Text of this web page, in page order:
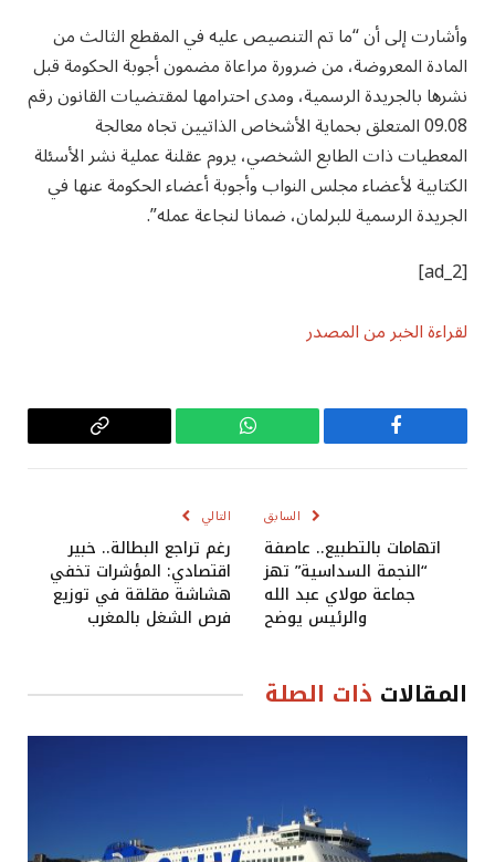
وأشارت إلى أن “ما تم التنصيص عليه في المقطع الثالث من
المادة المعروضة، من ضرورة مراعاة مضمون أجوبة الحكومة قبل
نشرها بالجريدة الرسمية، ومدى احترامها لمقتضيات القانون رقم
09.08 المتعلق بحماية الأشخاص الذاتيين تجاه معالجة
المعطيات ذات الطابع الشخصي، يروم عقلنة عملية نشر الأسئلة
الكتابية لأعضاء مجلس النواب وأجوبة أعضاء الحكومة عنها في
الجريدة الرسمية للبرلمان، ضمانا لنجاعة عمله”.
[ad_2]
لقراءة الخبر من المصدر
فيسبوك واتساب
Copy
السابق
اتهامات بالتطبيع.. عاصفة
“النجمة السداسية” تهز
جماعة مولاي عبد الله
والرئيس يوضح
التالي
رغم تراجع البطالة.. خبير
اقتصادي: المؤشرات تخفي
هشاشة مقلقة في توزيع
فرص الشغل بالمغرب
المقالات ذات الصلة